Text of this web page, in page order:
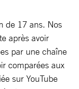
de 17 ans. Nos
après avoir
par une chaîne
comparées aux
sur YouTube